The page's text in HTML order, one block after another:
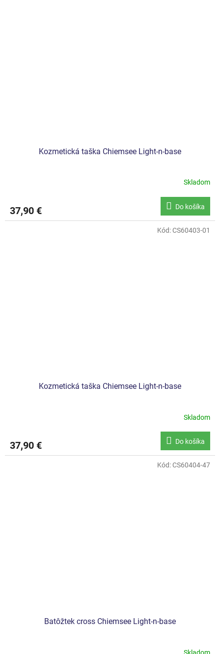
Kozmetická taška Chiemsee Light-n-base
Skladom
37,90 € Do košíka
Kozmetická taška Chiemsee Light-n-base
Skladom
37,90 € Do košíka
Kód:CS60403-01
Batôžtek cross Chiemsee Light-n-base
Skladom
Kód:CS60404-47